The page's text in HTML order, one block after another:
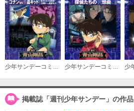
掲載誌「週刊少年サンデー」の作品